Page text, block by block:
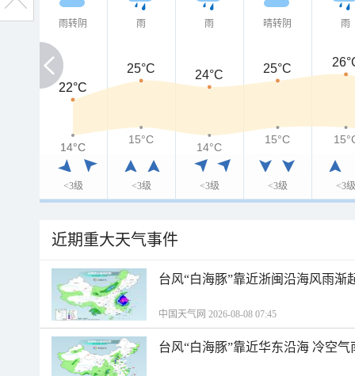
雨转阴
<3级
雨
<3级
雨
<3级
晴转阴
<3级
雨
<3级
22°C
22°C
25°C 24°C 25°C
14°C
14°C
15°C
14°C
15°C
近期重大天气事件
台风“白海豚”靠近浙闽沿海风雨渐
中国天气网 2026-08-08 07:45
台风“白海豚”靠近华东沿海 冷空